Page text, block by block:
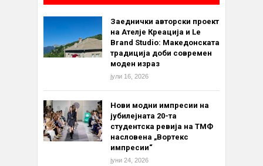
Заеднички авторски проект
на Ателје Креација и Le
Brand Studio: Македонската
традиција доби современ
моден израз
јули 16, 2026
Нови модни импресии на
јубилејната 20-та
студентска ревија на ТМФ
насловена „Вортекс
импресии“
јуни 24, 2026